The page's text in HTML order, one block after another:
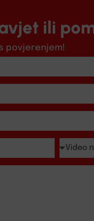
ili
povjerenjem!